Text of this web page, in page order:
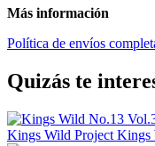
Más información
Política de envíos
Quizás te
Kings Wild Project Kings